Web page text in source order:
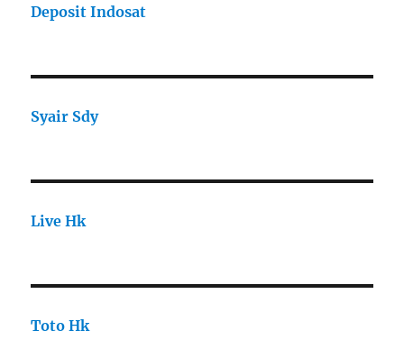
Deposit Indosat
Syair Sdy
Live Hk
Toto Hk